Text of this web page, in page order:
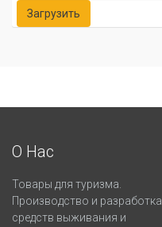
О Нас
Товары для туризма.
Производство и разработка
средств выживания и